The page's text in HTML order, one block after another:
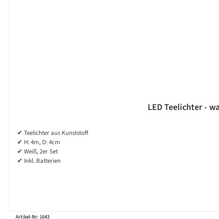
LED Teelichter -
✔ Teelichter aus Kunststoff
✔ H: 4m, D: 4cm
✔ Weiß, 2er Set
✔ Inkl. Batterien
Artikel-Nr: 1643